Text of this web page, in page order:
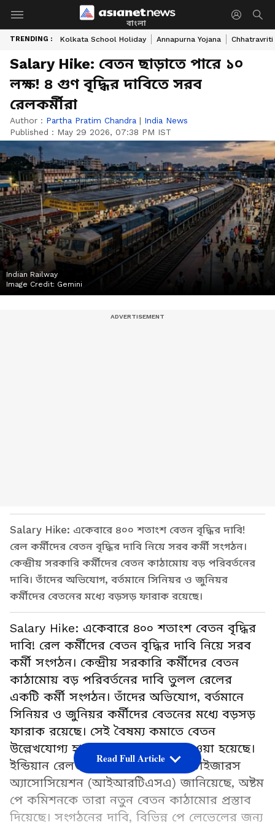
বাংলা
TRENDING : Kolkata School Holiday Annapurna Yojana Chhatravriti
Salary Hike: বেতন ছাড়াতে পারে ১০
লক্ষ! ৪ গুণ বৃদ্ধির দাবিতে সরব
রেলকর্মীরা
Author : Partha Pratim Chandra | India News
Published : May 29 2026, 07:38 PM IST
Indian Railway
Image Credit: Gemini
Salary Hike: একেবারে ৪০০ শতাংশ বেতন বৃদ্ধির দাবি!
রেল কর্মীদের বেতন বৃদ্ধির দাবি নিয়ে সরব কর্মী সংগঠন।
কেন্দ্রীয় সরকারি কর্মীদের বেতন কাঠামোয় বড় পরিবর্তনের
দাবি। তাঁদের অভিযোগ, বর্তমানে সিনিয়র ও জুনিয়র
কর্মীদের বেতনের মধ্যে বড়সড় ফারাক রয়েছে।
Salary Hike: একেবারে ৪০০ শতাংশ বেতন বৃদ্ধির
দাবি! রেল কর্মীদের বেতন বৃদ্ধির দাবি নিয়ে সরব
কর্মী সংগঠন। কেন্দ্রীয় সরকারি কর্মীদের বেতন
কাঠামোয় বড় পরিবর্তনের দাবি তুলল রেলের
একটি কর্মী সংগঠন। তাঁদের অভিযোগ, বর্তমানে
সিনিয়র ও জুনিয়র কর্মীদের বেতনের মধ্যে বড়সড়
ফারাক রয়েছে। সেই বৈষম্য কমাতে বেতন
উল্লেখযোগ্য হারে বাড়ানোর প্রস্তাব দেওয়া হয়েছে।
ইন্ডিয়ান রেলওয়ে টেকনিক্যাল সুপারভাইজারস
অ্যাসোসিয়েশন (আইআরটিএসএ) জানিয়েছে, অষ্টম
পে কমিশনকে তারা নতুন বেতন কাঠামোর প্রস্তাব
দিয়েছে। সংগঠনের দাবি, বিভিন্ন পে লেভেলের জন্য
Read Full Article